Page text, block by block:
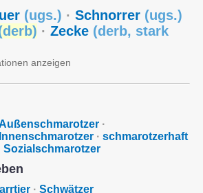
(ugs.) · Schnorrer (ugs.)
derb) · Zecke (derb, stark
anzeigen
·
Innenschmarotzer · schmarotzerhaft
Sozialschmarotzer
· Schwätzer